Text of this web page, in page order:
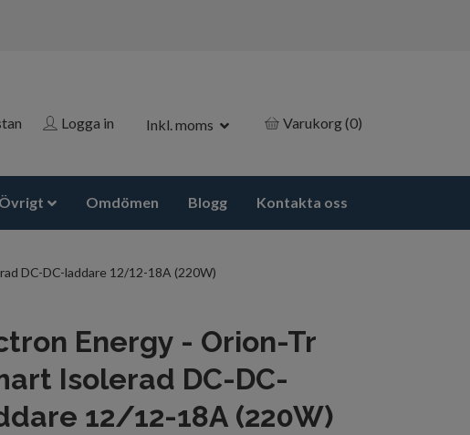
Logga in Inkl. moms Varukorg(0)
Övrigt Omdömen Blogg Kontakta oss
DC-DC-laddare 12/12-18A (220W)
Energy - Orion-Tr
Isolerad DC-DC-
12/12-18A (220W)